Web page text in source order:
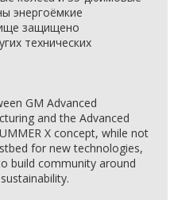
энергоёмкие
защищено
технических
GM Advanced
and the Advanced
X concept, while not
for new technologies,
build community around